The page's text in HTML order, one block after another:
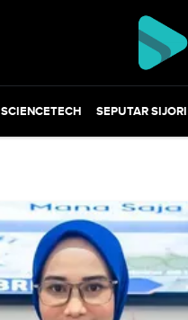
SCIENCETECH SEPUTAR SIJORI